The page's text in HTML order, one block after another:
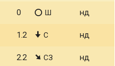
0 Ш нд
1.2 С нд
2.2 СЗ нд